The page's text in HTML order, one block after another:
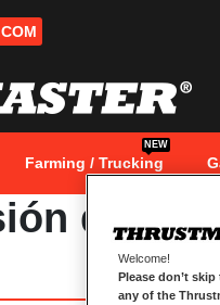
Farming / Trucking
NEW
de
Welcome!
Please don’t
any of the